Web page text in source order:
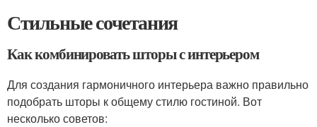
Стильные сочетания
Как комбинировать шторы с интерьером
Для создания гармоничного интерьера важно правильно
подобрать шторы к общему стилю гостиной. Вот
несколько советов: